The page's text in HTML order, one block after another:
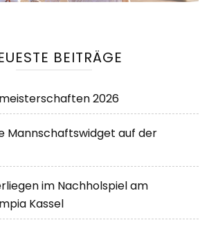
BEITRÄGE
2026
Mannschaftswidget auf der
im Nachholspiel am
Kassel